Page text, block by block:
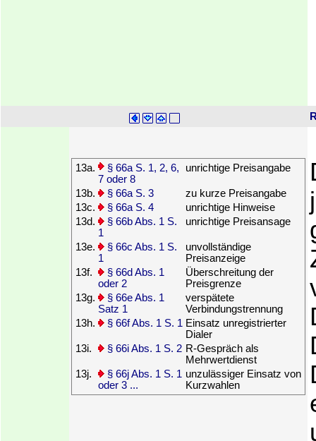
13a.
§ 66a S. 1, 2, 6,
7 oder 8
unrichtige Preisangabe
13b. § 66a S. 3
zu kurze Preisangabe
13c.
§ 66a S. 4
unrichtige Hinweise
13d.
§ 66b Abs. 1 S.
1
unrichtige Preisansage
13e.
§ 66c Abs. 1 S.
1
unvollständige
Preisanzeige
13f.
§ 66d Abs. 1
oder 2
Überschreitung der
Preisgrenze
13g.
§ 66e Abs. 1
Satz 1
verspätete
Verbindungstrennung
13h.
§ 66f Abs. 1 S. 1 Einsatz unregistrierter
Dialer
13i.
§ 66i Abs. 1 S. 2 R-Gespräch als
Mehrwertdienst
13j.
§ 66j Abs. 1 S. 1
oder 3 ...
unzulässiger Einsatz von
Kurzwahlen